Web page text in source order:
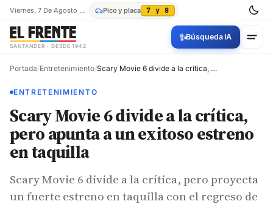
Viernes, 7 De Agosto De 2026 Pico y placa 7 y 8
SANTANDER · DESDE 1942
✨Búsqueda IA
Portada/Entretenimiento/ Scary Movie 6 divide a la crítica, pero apunta a un exitoso estreno en taquilla
ENTRETENIMIENTO
Scary Movie 6 divide a la crítica,
pero apunta a un exitoso estreno
en taquilla
Scary Movie 6 divide a la crítica, pero proyecta
un fuerte estreno en taquilla con el regreso de